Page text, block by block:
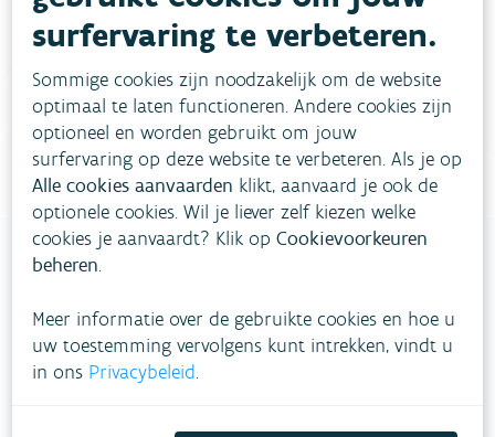
Niet gevonden wat je zocht? Vul ons
contactformulier in.
Bel gratis 1700
VLAAMSE
MILIEUMAATSCHAPPIJ
surfervaring te verbeteren.
Sommige cookies zijn noodzakelijk om de website
optimaal te laten functioneren. Andere cookies zijn
optioneel en worden gebruikt om jouw
surfervaring op deze website te verbeteren. Als je op
Alle cookies aanvaarden klikt, aanvaard je ook de
optionele cookies. Wil je liever zelf kiezen welke
cookies je aanvaardt? Klik opCookievoorkeuren
beheren.
Meer informatie over de gebruikte cookies en hoe u
uw toestemming vervolgens kunt intrekken, vindt u
in ons Privacybeleid.